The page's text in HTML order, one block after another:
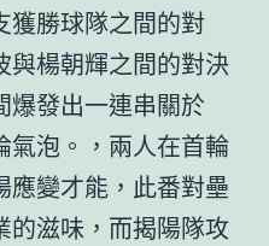
獲勝球隊之間的對
與楊朝輝之間的對決
爆發出一連串關於
氣泡。，兩人在首輪
應變才能，此番對壘
的滋味，而揭陽隊攻